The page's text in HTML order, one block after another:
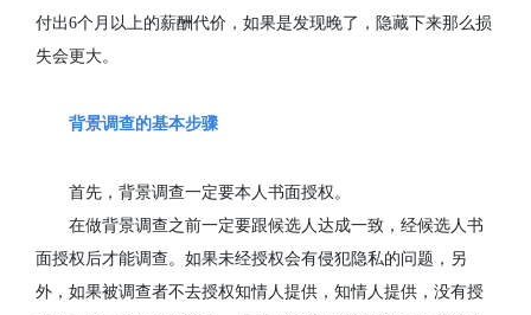
付出6个月以上的薪酬代价，如果是发现晚了，隐藏下来那么损
失会更大。
背景调查的基本步骤
首先，背景调查一定要本人书面授权。
在做背景调查之前一定要跟候选人达成一致，经候选人书
面授权后才能调查。如果未经授权会有侵犯隐私的问题，另
外，如果被调查者不去授权知情人提供，知情人提供，没有授